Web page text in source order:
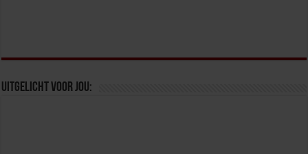
Uitgelicht voor jou: